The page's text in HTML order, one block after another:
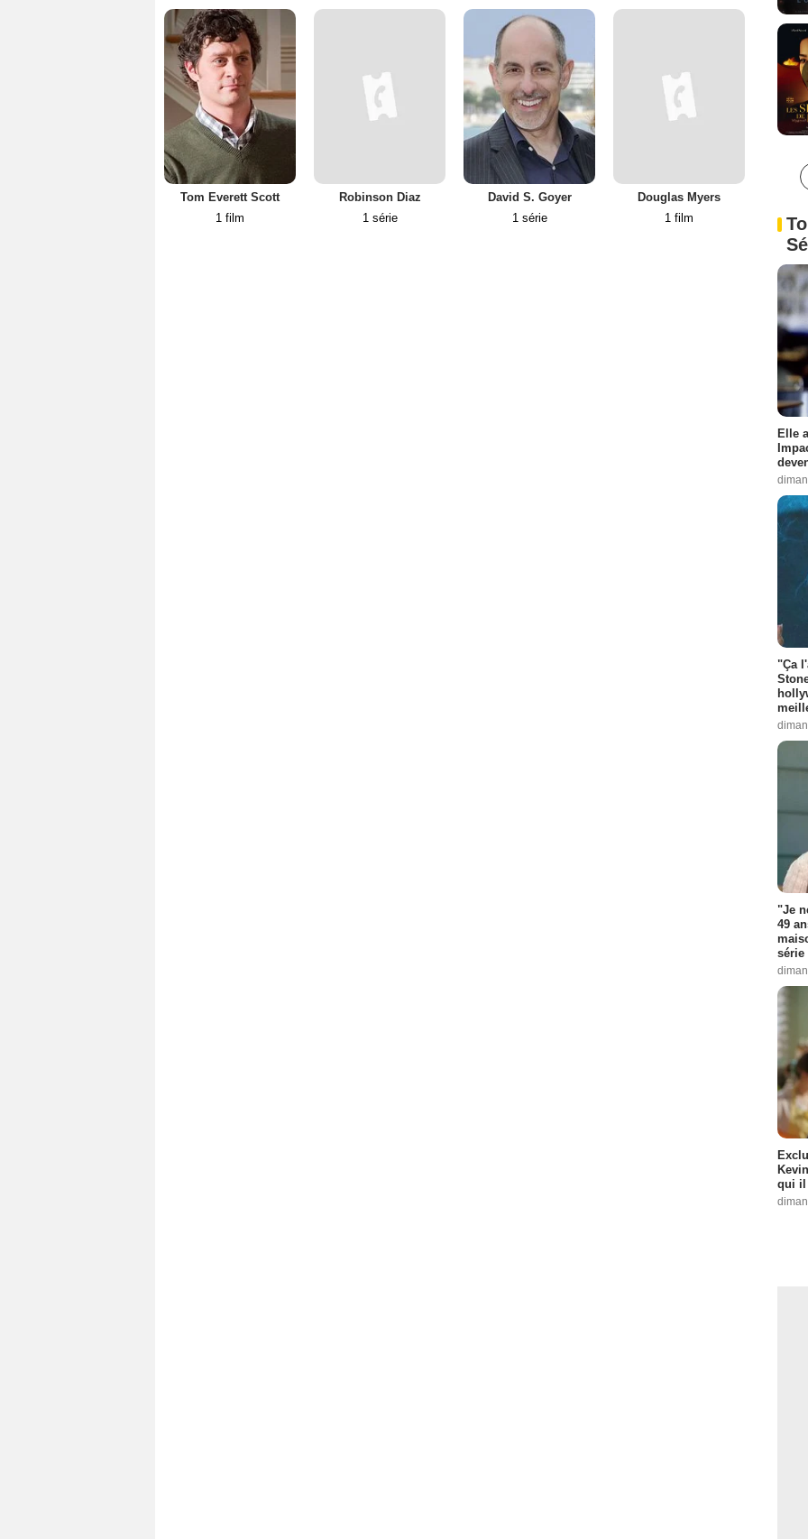
Tom Everett Scott
1 film
Robinson Diaz
1 série
David S. Goyer
1 série
Douglas Myers
1 film
Elle
"Ça
"Je
49
série
qui il